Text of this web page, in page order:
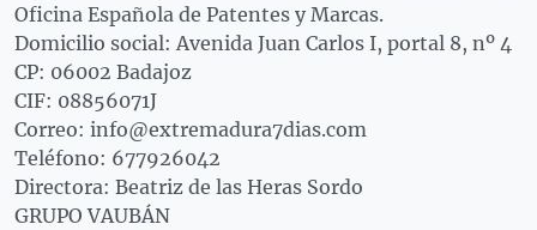
Oficina Española de Patentes y Marcas.
Domicilio social: Avenida Juan Carlos I, portal 8, nº 4
CP: 06002 Badajoz
CIF: 08856071J
Correo: info@extremadura7dias.com
Teléfono: 677926042
Directora: Beatriz de las Heras Sordo
GRUPO VAUBÁN